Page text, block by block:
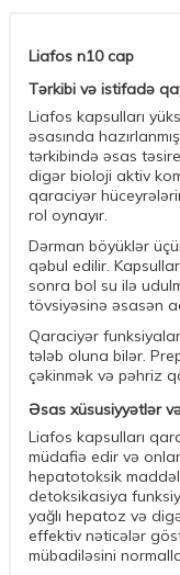
Liafos n10 cap
Tərkibi və istifadə
Liafos kapsulları
əsasında
tərkibində əsas
digər bioloji aktiv
qaraciyər
rol oynayır.
Dərman böyüklər
qəbul edilir.
sonra bol su ilə
tövsiyəsinə əsasən
Qaraciyər
tələb oluna bilər.
çəkinmək və pəhriz
Əsas xüsusiyyətlər
Liafos kapsulları
müdafiə edir və
hepatotoksik
detoksikasiya
yağlı hepatoz və
effektiv nəticələr
mübadiləsini